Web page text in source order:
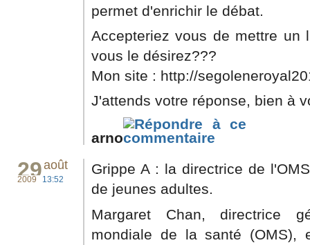
permet d'enrichir le débat.
Accepteriez vous de mettre un
vous le désirez???
Mon site : http://
J'attends votre réponse, bien à
arno
29août
2009 13:52
Grippe A : la directrice de
de jeunes adultes.
Margaret Chan, directrice
mondiale de la santé